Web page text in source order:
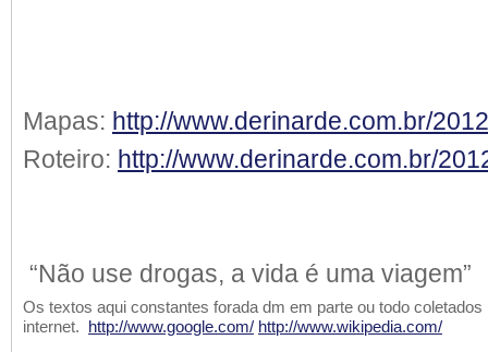
Mapas: http://www.derinarde.com.br/
Roteiro: http://www.derinarde.com.br/
“Não use drogas, a vida é uma viagem”
Os textos aqui constantes forada dm em parte ou todo coletados
internet. http://www.google.com/ http://www.wikipedia.com/